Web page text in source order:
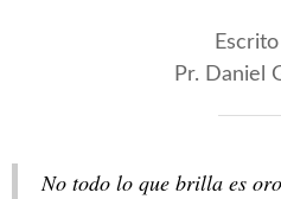
Pr. Daniel
No todo lo que brilla es